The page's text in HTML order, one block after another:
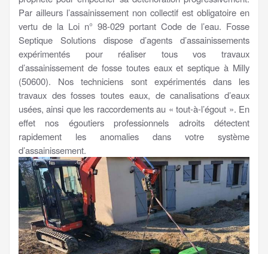
Par ailleurs l’assainissement non collectif est obligatoire en
vertu de la Loi n° 98-029 portant Code de l’eau. Fosse
Septique Solutions dispose d’agents d’assainissements
expérimentés pour réaliser tous vos travaux
d’assainissement de fosse toutes eaux et septique à Milly
(50600). Nos techniciens sont expérimentés dans les
travaux des fosses toutes eaux, de canalisations d’eaux
usées, ainsi que les raccordements au « tout-à-l’égout ». En
effet nos égoutiers professionnels adroits détectent
rapidement les anomalies dans votre système
d’assainissement.